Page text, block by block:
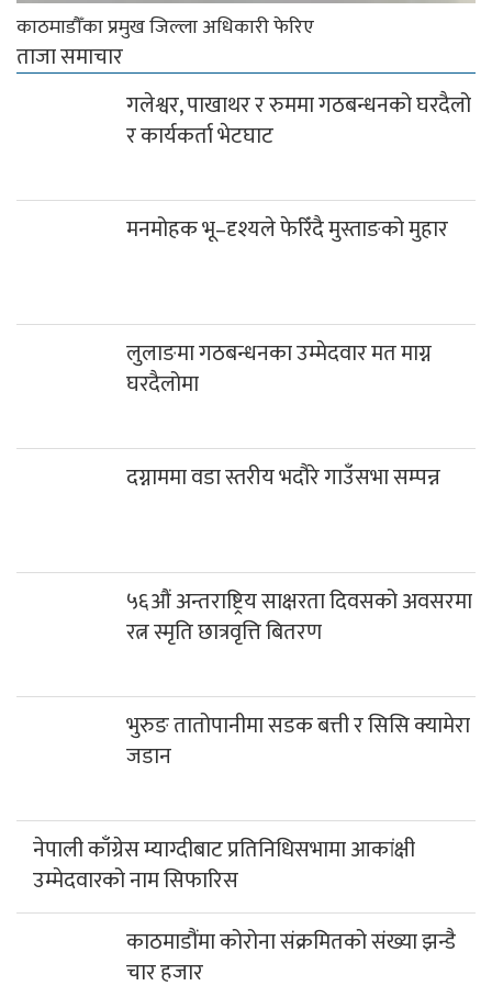
काठमाडौँका प्रमुख जिल्ला अधिकारी फेरिए
ताजा समाचार
गलेश्वर, पाखाथर र रुममा गठबन्धनको घरदैलो
र कार्यकर्ता भेटघाट
मनमोहक भू–दृश्यले फेरिँदै मुस्ताङको मुहार
लुलाङमा गठबन्धनका उम्मेदवार मत माग्न
घरदैलोमा
दग्नाममा वडा स्तरीय भदौरे गाउँसभा सम्पन्न
५६औं अन्तराष्ट्रिय साक्षरता दिवसको अवसरमा
रत्न स्मृति छात्रवृत्ति बितरण
भुरुङ तातोपानीमा सडक बत्ती र सिसि क्यामेरा
जडान
नेपाली काँग्रेस म्याग्दीबाट प्रतिनिधिसभामा आकांक्षी
उम्मेदवारको नाम सिफारिस
काठमाडौंमा कोरोना संक्रमितको संख्या झन्डै
चार हजार